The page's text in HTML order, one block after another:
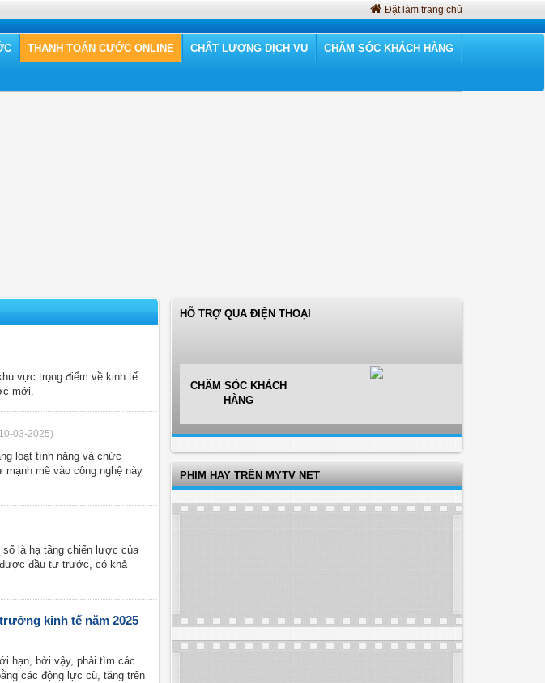
Đặt làm trang chủ
THANH TOÁN CƯỚC ONLINE CHẤT LƯỢNG DỊCH VỤ CHĂM SÓC KHÁCH HÀNG
vực trọng điểm về kinh tế
mới.
03-2025)
loạt tính năng và chức
mẽ vào công nghệ này
số là hạ tầng chiến lược của
đầu tư trước, có khả
kinh tế năm 2025
hạn, bởi vậy, phải tìm các
các động lực cũ, tăng trên
HỖ TRỢ QUA ĐIỆN THOẠI
CHĂM SÓC KHÁCH
HÀNG
PHIM HAY TRÊN MYTV NET